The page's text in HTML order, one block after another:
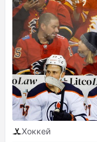
Хоккей